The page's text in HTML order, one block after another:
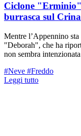
Ciclone
burrasca sul
Mentre l’Appennino
"Deborah", che ha
non sembra
Ionio, dove prenderà
depressionaria: il
#Neve #Freddo
Leggi tutto